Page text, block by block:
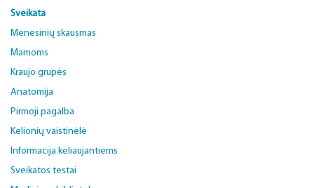
Sveikata
Mėnesinių skausmas
Mamoms
Kraujo grupės
Anatomija
Pirmoji pagalba
Kelionių vaistinėlė
Informacija keliaujantiems
Sveikatos testai